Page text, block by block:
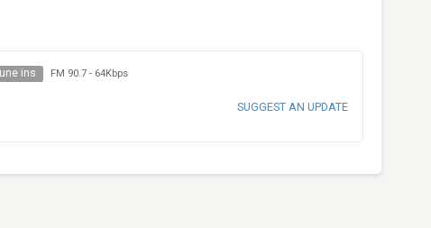
ins FM 90.7- 64Kbps
SUGGEST AN UPDATE